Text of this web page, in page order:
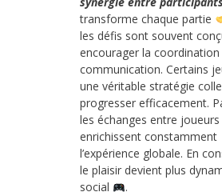
transforme chaque partie
les défis sont souvent
encourager la coordination
communication. Certains
une véritable stratégie
progresser efficacement.
les échanges entre joueurs
enrichissent constamment
l’expérience globale. En
le plaisir devient plus
social
.